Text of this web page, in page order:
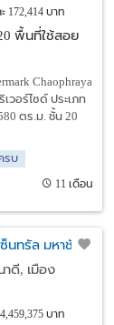
172,414 บาท
พื้นที่ใช้สอย
Chaophraya
เวอร์ไซด์ ประเภท
ตร.ม. ชั้น 20
รบ
11 เดือน
ซ็นทรัล มหาชัย
ดี, เมือง
บาท